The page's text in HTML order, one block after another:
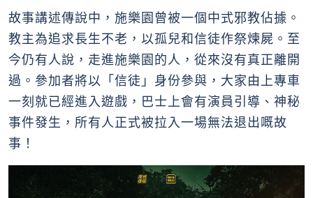
故事講述傳說中，施樂園曾被一個中式邪教佔據。
教主為追求長生不老，以孤兒和信徒作祭煉屍。至
今仍有人說，走進施樂園的人，從來沒有真正離開
過。參加者將以「信徒」身份參與，大家由上專車
一刻就已經進入遊戲，巴士上會有演員引導、神秘
事件發生，所有人正式被拉入一場無法退出嘅故
事！